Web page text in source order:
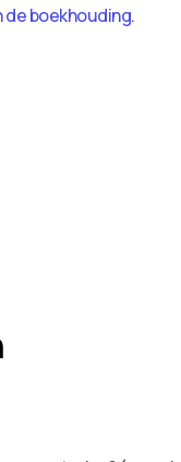
de boekhouding.